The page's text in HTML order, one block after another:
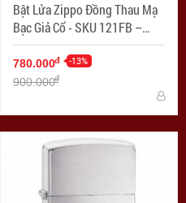
Bật Lửa Zippo Đồng Thau Mạ
Bạc Giả Cổ - SKU 121FB –
Zippo Antique Silver Plate
780.000đ -13%
900.000đ